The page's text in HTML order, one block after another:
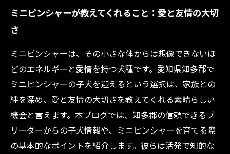
ミニピンシャーが教えてくれること：愛と友情の大切
さ
ミニピンシャーは、その小さな体からは想像できないほ
どのエネルギーと愛情を持つ犬種です。愛知県知多郡で
ミニピンシャーの子犬を迎えるという選択は、家族との
絆を深め、愛と友情の大切さを教えてくれる素晴らしい
機会と言えます。本ブログでは、知多郡の信頼できるブ
リーダーからの子犬情報や、ミニピンシャーを育てる際
の基本的なポイントを紹介します。彼らは活発で知的な